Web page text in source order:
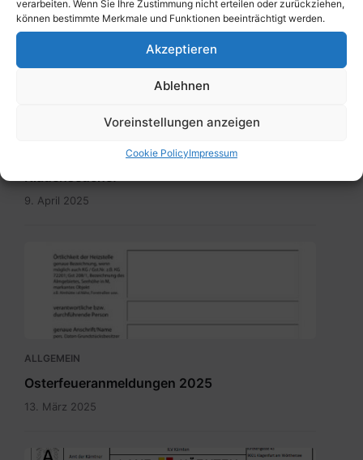
verarbeiten. Wenn Sie Ihre Zustimmung nicht erteilen oder zurückziehen,
können bestimmte Merkmale und Funktionen beeinträchtigt werden.
Akzeptieren
Ablehnen
Voreinstellungen anzeigen
Cookie PolicyImpressum
BürgerInneninformation – Gemeinsam
gegen die Ausbreitung der Maul- und
Klauenseuche!
9. April 2025
Meldung_Heizstelle_Brauchtumsfeuer.pdf
ALLGEMEIN
Osterfeueranmeldungen 2025
13. März 2025